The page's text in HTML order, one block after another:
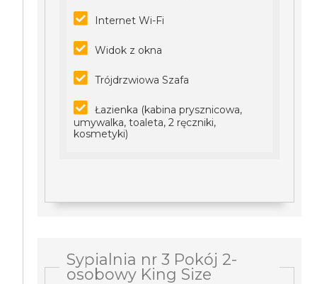
Internet Wi-Fi
Widok z okna
Trójdrzwiowa Szafa
Łazienka (kabina prysznicowa,
umywalka, toaleta, 2 ręczniki,
kosmetyki)
Sypialnia nr 3 Pokój 2-
osobowy King Size